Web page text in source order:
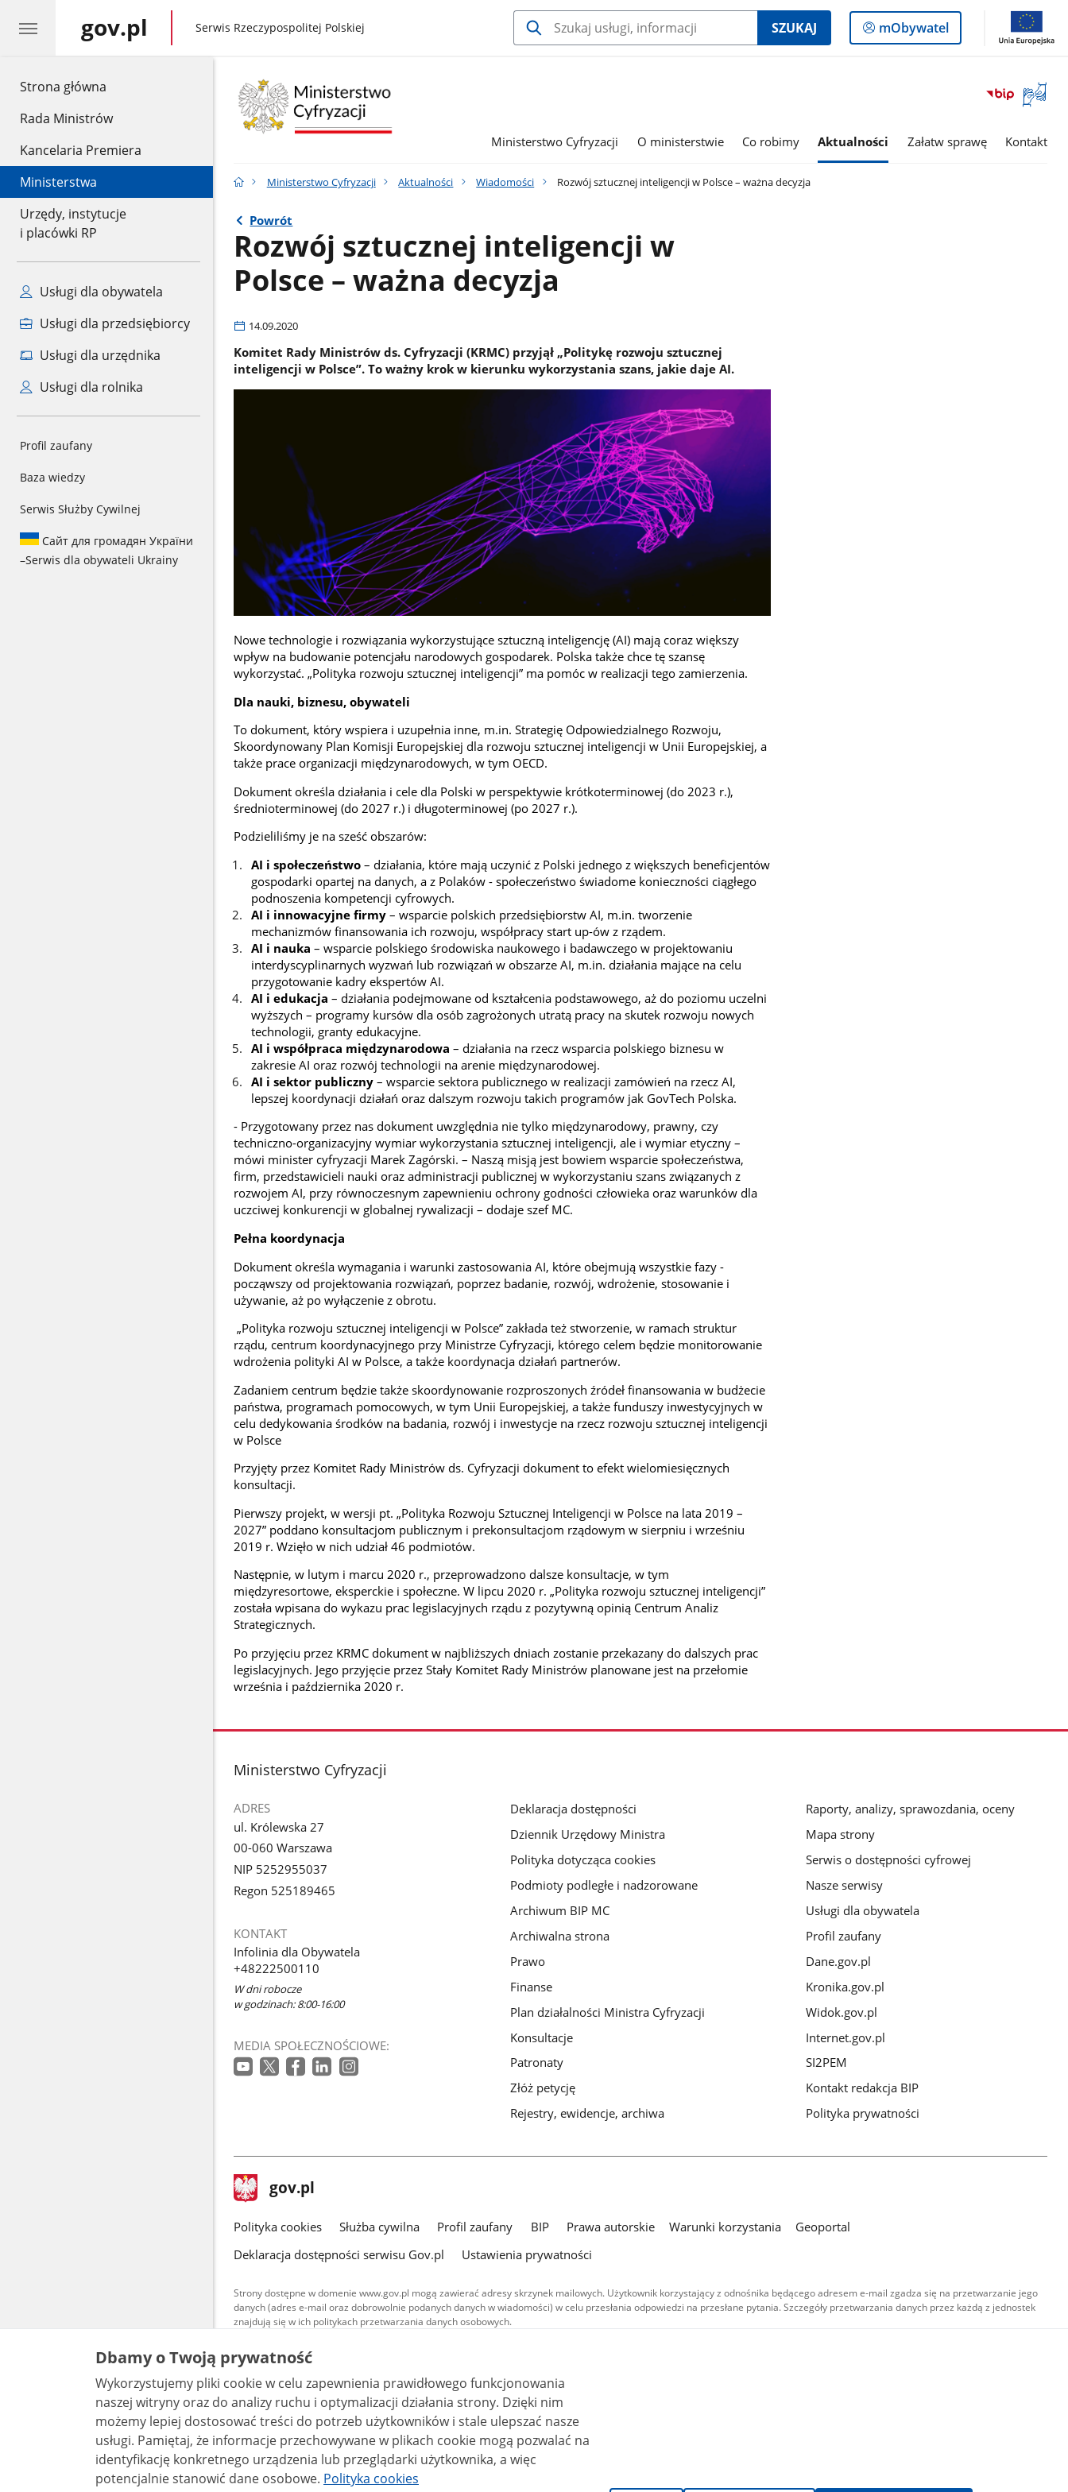
Strona główna
Rada Ministrów
Kancelaria Premiera
Ministerstwa
Urzędy, instytucje
i placówki RP
Usługi dla obywatela
Usługi dla przedsiębiorcy
Usługi dla urzędnika
Usługi dla rolnika
Profil zaufany
Baza wiedzy
Serwis Służby Cywilnej
Сайт для громадян України
–Serwis dla obywateli Ukrainy
gov.pl gov.pl
Serwis Rzeczypospolitej Polskiej SZUKAJ
Logowanie
do
mObywatel
Otwórz
okno
Ministerstwo Cyfryzacji O ministerstwie Co robimy Aktualności Załatw sprawę Kontakt
Ministerstwo Cyfryzacji Aktualności Wiadomości Rozwój sztucznej inteligencji w Polsce – ważna decyzja
Powrót
Rozwój sztucznej inteligencji w
Polsce – ważna decyzja
14.09.2020
Komitet Rady Ministrów ds. Cyfryzacji (KRMC) przyjął „Politykę rozwoju sztucznej
inteligencji w Polsce”. To ważny krok w kierunku wykorzystania szans, jakie daje AI.
Nowe technologie i rozwiązania wykorzystujące sztuczną inteligencję (AI) mają coraz większy
wpływ na budowanie potencjału narodowych gospodarek. Polska także chce tę szansę
wykorzystać. „Polityka rozwoju sztucznej inteligencji” ma pomóc w realizacji tego zamierzenia.
Dla nauki, biznesu, obywateli
To dokument, który wspiera i uzupełnia inne, m.in. Strategię Odpowiedzialnego Rozwoju,
Skoordynowany Plan Komisji Europejskiej dla rozwoju sztucznej inteligencji w Unii Europejskiej, a
także prace organizacji międzynarodowych, w tym OECD.
Dokument określa działania i cele dla Polski w perspektywie krótkoterminowej (do 2023 r.),
średnioterminowej (do 2027 r.) i długoterminowej (po 2027 r.).
Podzieliliśmy je na sześć obszarów:
AI i społeczeństwo– działania, które mają uczynić z Polski jednego z większych beneficjentów
gospodarki opartej na danych, a z Polaków - społeczeństwo świadome konieczności ciągłego
podnoszenia kompetencji cyfrowych.
AI i innowacyjne firmy– wsparcie polskich przedsiębiorstw AI, m.in. tworzenie
mechanizmów finansowania ich rozwoju, współpracy start up-ów z rządem.
AI i nauka – wsparcie polskiego środowiska naukowego i badawczego w projektowaniu
interdyscyplinarnych wyzwań lub rozwiązań w obszarze AI, m.in. działania mające na celu
przygotowanie kadry ekspertów AI.
AI i edukacja – działania podejmowane od kształcenia podstawowego, aż do poziomu uczelni
wyższych – programy kursów dla osób zagrożonych utratą pracy na skutek rozwoju nowych
technologii, granty edukacyjne.
AI i współpraca międzynarodowa – działania na rzecz wsparcia polskiego biznesu w
zakresie AI oraz rozwój technologii na arenie międzynarodowej.
AI i sektor publiczny – wsparcie sektora publicznego w realizacji zamówień na rzecz AI,
lepszej koordynacji działań oraz dalszym rozwoju takich programów jak GovTech Polska.
- Przygotowany przez nas dokument uwzględnia nie tylko międzynarodowy, prawny, czy
techniczno-organizacyjny wymiar wykorzystania sztucznej inteligencji, ale i wymiar etyczny –
mówi minister cyfryzacji Marek Zagórski. – Naszą misją jest bowiem wsparcie społeczeństwa,
firm, przedstawicieli nauki oraz administracji publicznej w wykorzystaniu szans związanych z
rozwojem AI, przy równoczesnym zapewnieniu ochrony godności człowieka oraz warunków dla
uczciwej konkurencji w globalnej rywalizacji – dodaje szef MC.
Pełna koordynacja
Dokument określa wymagania i warunki zastosowania AI, które obejmują wszystkie fazy -
począwszy od projektowania rozwiązań, poprzez badanie, rozwój, wdrożenie, stosowanie i
używanie, aż po wyłączenie z obrotu.
„Polityka rozwoju sztucznej inteligencji w Polsce” zakłada też stworzenie, w ramach struktur
rządu, centrum koordynacyjnego przy Ministrze Cyfryzacji, którego celem będzie monitorowanie
wdrożenia polityki AI w Polsce, a także koordynacja działań partnerów.
Zadaniem centrum będzie także skoordynowanie rozproszonych źródeł finansowania w budżecie
państwa, programach pomocowych, w tym Unii Europejskiej, a także funduszy inwestycyjnych w
celu dedykowania środków na badania, rozwój i inwestycje na rzecz rozwoju sztucznej inteligencji
w Polsce
Przyjęty przez Komitet Rady Ministrów ds. Cyfryzacji dokument to efekt wielomiesięcznych
konsultacji.
Pierwszy projekt, w wersji pt. „Polityka Rozwoju Sztucznej Inteligencji w Polsce na lata 2019 –
2027” poddano konsultacjom publicznym i prekonsultacjom rządowym w sierpniu i wrześniu
2019 r. Wzięło w nich udział 46 podmiotów.
Następnie, w lutym i marcu 2020 r., przeprowadzono dalsze konsultacje, w tym
międzyresortowe, eksperckie i społeczne. W lipcu 2020 r. „Polityka rozwoju sztucznej inteligencji”
została wpisana do wykazu prac legislacyjnych rządu z pozytywną opinią Centrum Analiz
Strategicznych.
Po przyjęciu przez KRMC dokument w najbliższych dniach zostanie przekazany do dalszych prac
legislacyjnych. Jego przyjęcie przez Stały Komitet Rady Ministrów planowane jest na przełomie
września i października 2020 r.
stopka
Ministerstwo Cyfryzacji
ADRES
ul. Królewska 27
00-060 Warszawa
NIP 5252955037
Regon 525189465
KONTAKT
Infolinia dla Obywatela
+48222500110
W dni robocze
w godzinach: 8:00-16:00
MEDIA SPOŁECZNOŚCIOWE:
Deklaracja dostępności
Dziennik Urzędowy Ministra
Polityka dotycząca cookies
Podmioty podległe i nadzorowane
Archiwum BIP MC
Archiwalna strona
Prawo
Finanse
Plan działalności Ministra Cyfryzacji
Konsultacje
Patronaty
Złóż petycję
Rejestry, ewidencje, archiwa
Raporty, analizy, sprawozdania, oceny
Mapa strony
Serwis o dostępności cyfrowej
Nasze serwisy
Usługi dla obywatela
Profil zaufany
Dane.gov.pl
Kronika.gov.pl
Widok.gov.pl
Internet.gov.pl
SI2PEM
Kontakt redakcja BIP
Polityka prywatności
stopka
gov.pl Strona
gov.pl
gov.pl
Polityka cookies Służba cywilna Profil zaufany BIP Prawa autorskie Warunki korzystania
Geoportal
Deklaracja dostępności serwisu Gov.pl
Ustawienia prywatności
Strony dostępne w domenie www.gov.pl mogą zawierać adresy skrzynek mailowych. Użytkownik korzystający z odnośnika będącego adresem e-mail zgadza się na przetwarzanie jego
danych (adres e-mail oraz dobrowolnie podanych danych w wiadomości) w celu przesłania odpowiedzi na przesłane pytania. Szczegóły przetwarzania danych przez każdą z jednostek
znajdują się w ich politykach przetwarzania danych osobowych.
Treści tekstowe publikowane w serwisie (z wyłączeniem treści audiowizualnych), są
udostępniane na licencji typu Creative Commons: uznanie autorstwa - na tych samych
warunkach 4.0 (CC BY-SA 4.0). Materiały audiowizualne, w tym zdjęcia, materiały audio i wideo,
są udostępniane na licencji typu Creative Commons: uznanie autorstwa użycie niekomercyjne -
bez utworów zależnych 4.0 (CC BY-NC-ND 4.0), o ile nie jest to stwierdzone inaczej.
Dbamy o Twoją prywatność
Wykorzystujemy pliki cookie w celu zapewnienia prawidłowego funkcjonowania
naszej witryny oraz do analizy ruchu i optymalizacji działania strony. Dzięki nim
możemy lepiej dostosować treści do potrzeb użytkowników i stale ulepszać nasze
usługi. Pamiętaj, że informacje przechowywane w plikach cookie mogą pozwalać na
identyfikację konkretnego urządzenia lub przeglądarki użytkownika, a więc
potencjalnie stanowić dane osobowe. Polityka cookies